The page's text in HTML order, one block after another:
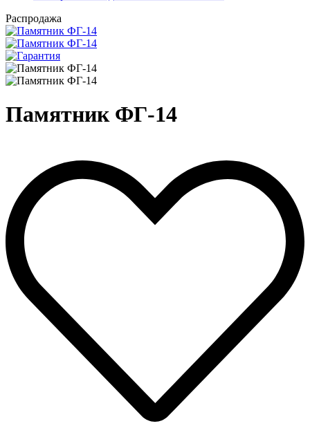
Распродажа
Памятник ФГ-14